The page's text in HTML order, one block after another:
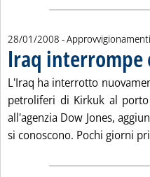
28/01/2008 -
Iraq interrompe
L'Iraq ha interrotto
petroliferi di Kirkuk al
all'agenzia Dow Jones,
si conoscono. Pochi giorni